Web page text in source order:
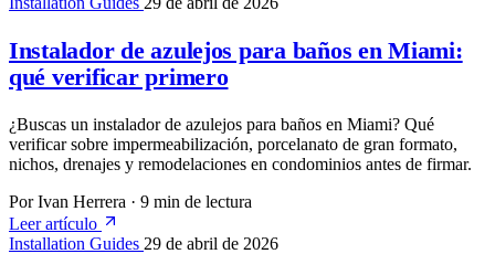
Instalador de azulejos para baños en Miami:
qué verificar primero
¿Buscas un instalador de azulejos para baños en Miami? Qué
verificar sobre impermeabilización, porcelanato de gran formato,
nichos, drenajes y remodelaciones en condominios antes de firmar.
Por Ivan Herrera · 9 min de lectura
Leer artículo
Installation Guides 29 de abril de 2026